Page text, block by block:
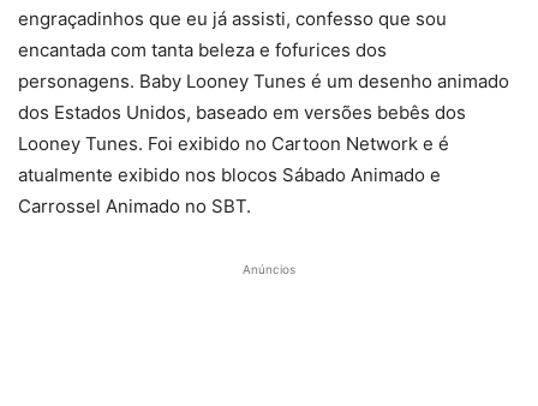
engraçadinhos que eu já assisti, confesso que sou
encantada com tanta beleza e fofurices dos
personagens. Baby Looney Tunes é um desenho animado
dos Estados Unidos, baseado em versões bebês dos
Looney Tunes. Foi exibido no Cartoon Network e é
atualmente exibido nos blocos Sábado Animado e
Carrossel Animado no SBT.
Anúncios